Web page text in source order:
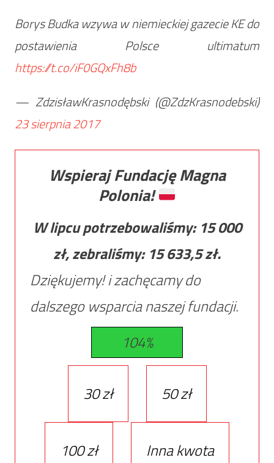
Borys Budka wzywa w niemieckiej gazecie KE do
postawienia Polsce ultimatum
https://t.co/iF0GQxFh8b
— ZdzisławKrasnodębski (@ZdzKrasnodebski)
23 sierpnia 2017
Wspieraj Fundację Magna
Polonia!
W lipcu potrzebowaliśmy: 15 000
zł, zebraliśmy: 15 633,5zł.
Dziękujemy! i zachęcamy do
dalszego wsparcia naszej fundacji.
104%
30 zł 50 zł
100 zł
Inna kwota